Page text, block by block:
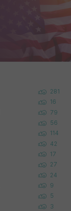
281
16
79
56
114
42
17
27
24
9
5
3